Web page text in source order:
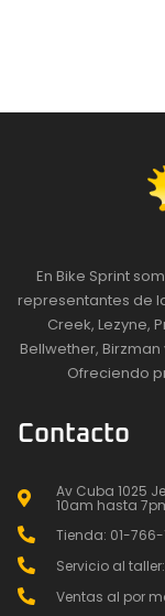
En Bike Sprint
representantes de
Creek, Lezyne,
Bellwether,
Ofreciendo
Contacto
Av Cuba 1025
10am hasta
Tienda: 01-766-
Servicio al
Ventas al por